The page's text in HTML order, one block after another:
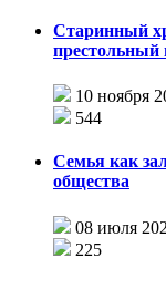
Старинный
престольный
10 ноября
544
Семья как
общества
08 июля
225